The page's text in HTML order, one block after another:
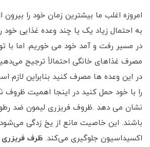
امروزه اغلب ما بیشترین زمان خود را
به احتمال زیاد یک یا چند وعده غذایی خود
در مسیر رفت و آمد خود می‌ خوریم. اما با
مصرف غذاهای خانگی احتمالاً ترجیح
در این وعده‌ ها مصرف کنید بنابراین لازم
را با خود حمل کنید در اینجا اهمیت ظروف
نشان می ‌دهد .ظروف فریزری لیمون ضد
باشند. این خاصیت مانع از یخ زدگی
اکسیداسیون جلوگیری می‌کند.